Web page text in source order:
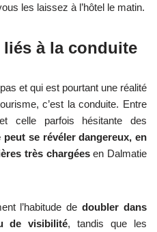
les laissez à l’hôtel le matin.
liés à la conduite
et qui est pourtant une réalité
c’est la conduite. Entre
celle parfois hésitante des
se révéler dangereux, en
très chargéesen Dalmatie
l’habitude dedoubler dans
de visibilité, tandis que les